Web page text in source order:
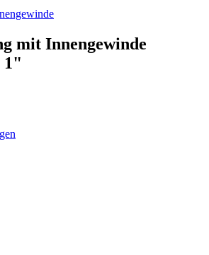
mit Innengewinde
1"